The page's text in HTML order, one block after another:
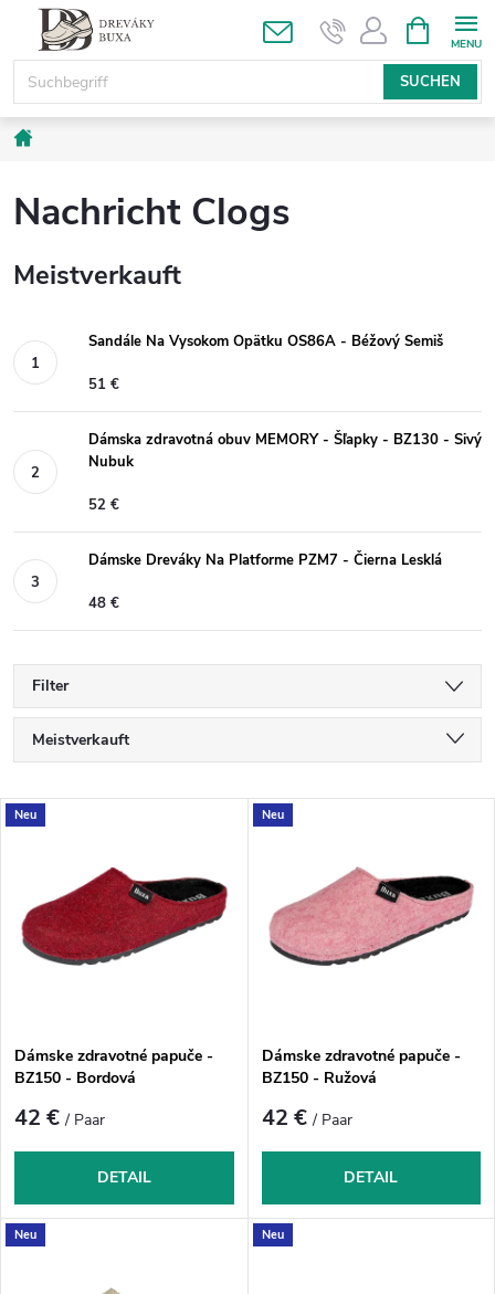
springen
SUCHEN
Startseite
Nachricht Clogs
Meistverkauft
Sandále Na Vysokom Opätku OS86A - Béžový Semiš
51 €
Dámska zdravotná obuv MEMORY - Šľapky - BZ130 - Sivý
Nubuk
52 €
Dámske Dreváky Na Platforme PZM7 - Čierna Lesklá
48 €
Filter
r
o
d
t
t
e
r
u
n
Meistverkauft
Teuerste
Alphabetisch
L
e
r
P
r
o
u
k
Neu
Dámske zdravotné papuče -
BZ150 - Bordová
42 €/ Paar
DETAIL
Neu
Dámske zdravotné papuče -
BZ150 - Ružová
42 €/ Paar
DETAIL
Neu Neu